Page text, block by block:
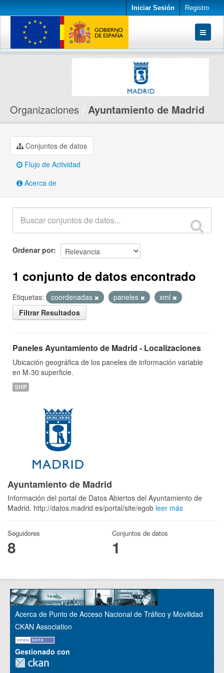
Iniciar Sesión Registro
Conjuntos de datos
Organizaciones Ayuntamiento de Madrid
Conjuntos de datos
Flujo de Actividad
Acerca de
Ordenar por
1 conjunto de datos encontrado
Etiquetas: coordenadas paneles
xml
Filtrar Resultados
Paneles Ayuntamiento de Madrid - Localizaciones
Ubicación geográfica de los paneles de información variable
en M-30 superficie.
SHP
Ayuntamiento de Madrid
Información del portal de Datos Abiertos del Ayuntamiento de
Madrid. http://datos.madrid.es/portal/site/egob leer más
Seguidores
8
Conjuntos de datos
1
Acerca de Punto de Acceso Nacional de Tráfico y Movilidad
CKAN Association
Gestionado con